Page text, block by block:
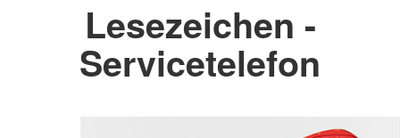
Lesezeichen -
Servicetelefon